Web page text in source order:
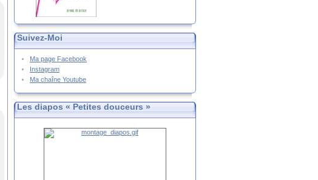
Suivez-Moi
Ma page Facebook
Instagram
Ma chaîne Youtube
Les diapos « Petites douceurs »